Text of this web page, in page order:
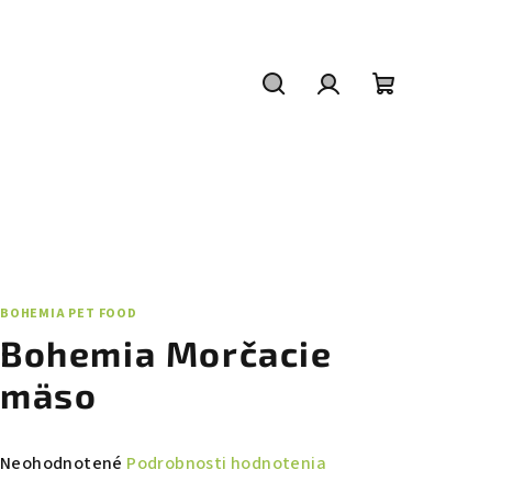
BOHEMIA PET FOOD
Bohemia Morčacie
mäso
Priemerné
Neohodnotené Podrobnosti hodnotenia